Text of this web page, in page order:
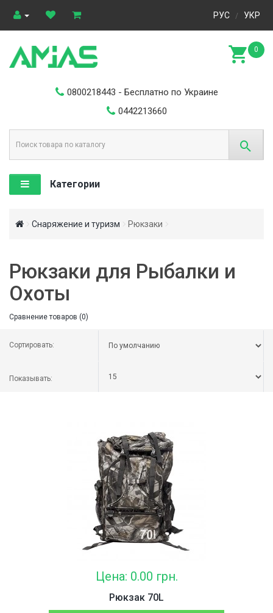
РУС / УКР
0800218443 - Бесплатно по Украине
0442213660
Категории
0
Снаряжение и туризм Рюкзаки
Рюкзаки для Рыбалки и
Охоты
Сравнение товаров (0)
Сортировать:
Показывать:
Цена: 0.00 грн.
Рюкзак 70L